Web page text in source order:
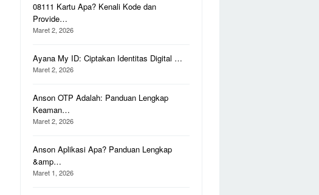
08111 Kartu Apa? Kenali Kode dan
Provide…
Maret 2, 2026
Ayana My ID: Ciptakan Identitas Digital …
Maret 2, 2026
Anson OTP Adalah: Panduan Lengkap
Keaman…
Maret 2, 2026
Anson Aplikasi Apa? Panduan Lengkap
&amp…
Maret 1, 2026